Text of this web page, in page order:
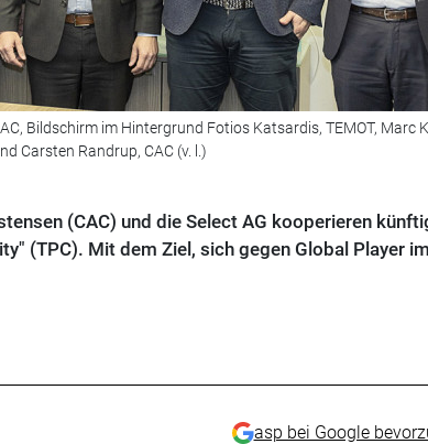
Bildschirm im Hintergrund Fotios Katsardis, TEMOT, Marc
Carsten Randrup, CAC (v. l.)
(CAC) und die Select AG kooperieren
(TPC). Mit dem Ziel, sich gegen Global Player
asp bei Google